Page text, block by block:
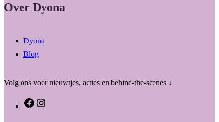
Over Dyona
Dyona
Blog
Volg ons voor nieuwtjes, acties en behind-the-scenes ↓
F